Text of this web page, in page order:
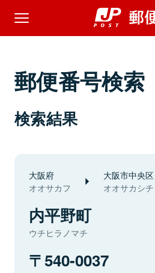
郵便番号検索
検索結果
大阪府
オオサカフ
大阪市中央区
オオサカシ
内平野町
ウチヒラノマチ
540-0037